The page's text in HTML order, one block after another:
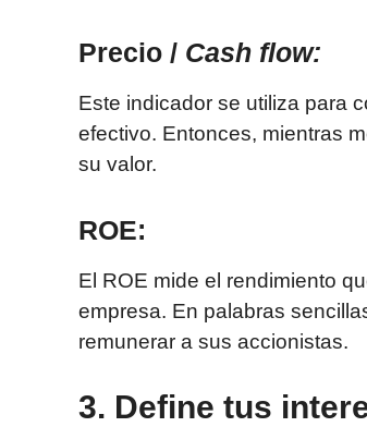
Precio / Cash flow:
Este indicador se utiliza para
efectivo. Entonces, mientras
su valor.
ROE:
El ROE mide el rendimiento
empresa. En palabras
remunerar a sus accionistas.
3. Define tus